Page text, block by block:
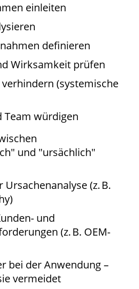
einleiten
definieren
Wirksamkeit prüfen
(systemische
Team würdigen
und "ursächlich"
Ursachenanalyse (z. B.
und
(z. B. OEM-
bei der Anwendung –
vermeidet